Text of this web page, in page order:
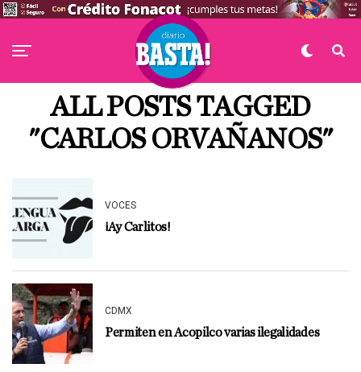
ALL POSTS TAGGED
"CARLOS ORVAÑANOS"
VOCES
¡Ay Carlitos!
CDMX
Permiten en Acopilco varias ilegalidades